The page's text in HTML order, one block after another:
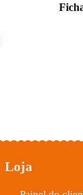
Loja